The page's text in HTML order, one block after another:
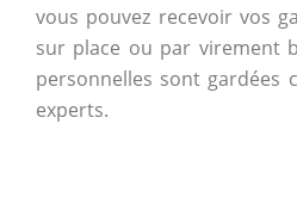
vous pouvez recevoir vos
sur place ou par virement
personnelles sont gardées
experts.